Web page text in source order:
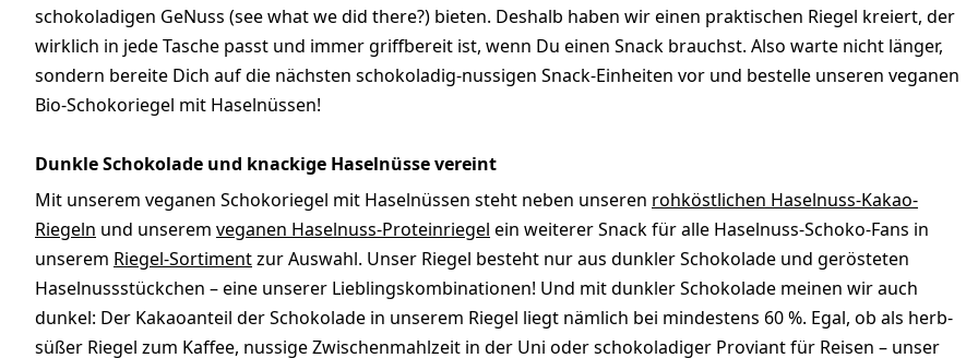
schokoladigen GeNuss (see what we did there?) bieten. Deshalb haben wir einen praktischen Riegel kreiert, der
wirklich in jede Tasche passt und immer griffbereit ist, wenn Du einen Snack brauchst. Also warte nicht länger,
sondern bereite Dich auf die nächsten schokoladig-nussigen Snack-Einheiten vor und bestelle unseren veganen
Bio-Schokoriegel mit Haselnüssen!
Dunkle Schokolade und knackige Haselnüsse vereint
Mit unserem veganen Schokoriegel mit Haselnüssen steht neben unseren rohköstlichen Haselnuss-Kakao-
Riegeln und unserem veganen Haselnuss-Proteinriegel ein weiterer Snack für alle Haselnuss-Schoko-Fans in
unserem Riegel-Sortimentzur Auswahl. Unser Riegel besteht nur aus dunkler Schokolade und gerösteten
Haselnussstückchen – eine unserer Lieblingskombinationen! Und mit dunkler Schokolade meinen wir auch
dunkel: Der Kakaoanteil der Schokolade in unserem Riegel liegt nämlich bei mindestens 60 %. Egal, ob als herb-
süßer Riegel zum Kaffee, nussige Zwischenmahlzeit in der Uni oder schokoladiger Proviant für Reisen – unser